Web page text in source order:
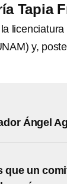
Tapia
licenciatura
y,
Ángel
que un